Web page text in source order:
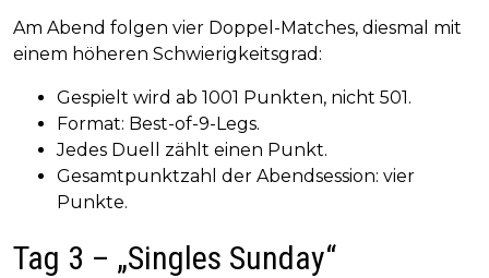
Am Abend folgen vier Doppel-Matches, diesmal mit
einem höheren Schwierigkeitsgrad:
Gespielt wird ab 1001 Punkten, nicht 501.
Format: Best-of-9-Legs.
Jedes Duell zählt einen Punkt.
Gesamtpunktzahl der Abendsession: vier
Punkte.
Tag 3 – „Singles Sunday“